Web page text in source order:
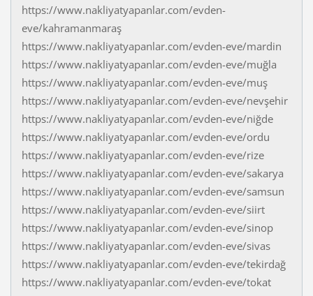
https://www.nakliyatyapanlar.com/evden-
eve/kahramanmaraş
https://www.nakliyatyapanlar.com/evden-eve/mardin
https://www.nakliyatyapanlar.com/evden-eve/muğla
https://www.nakliyatyapanlar.com/evden-eve/muş
https://www.nakliyatyapanlar.com/evden-eve/nevşehir
https://www.nakliyatyapanlar.com/evden-eve/niğde
https://www.nakliyatyapanlar.com/evden-eve/ordu
https://www.nakliyatyapanlar.com/evden-eve/rize
https://www.nakliyatyapanlar.com/evden-eve/sakarya
https://www.nakliyatyapanlar.com/evden-eve/samsun
https://www.nakliyatyapanlar.com/evden-eve/siirt
https://www.nakliyatyapanlar.com/evden-eve/sinop
https://www.nakliyatyapanlar.com/evden-eve/sivas
https://www.nakliyatyapanlar.com/evden-eve/tekirdağ
https://www.nakliyatyapanlar.com/evden-eve/tokat